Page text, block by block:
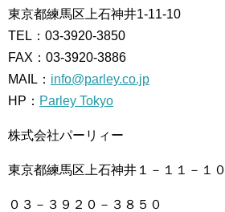
東京都練馬区上石神井1-11-10
TEL：03-3920-3850
FAX：03-3920-3886
MAIL： info@parley.co.jp
HP： Parley Tokyo
株式会社パーリィー
東京都練馬区上石神井１－１１－１０
０３－３９２０－３８５０